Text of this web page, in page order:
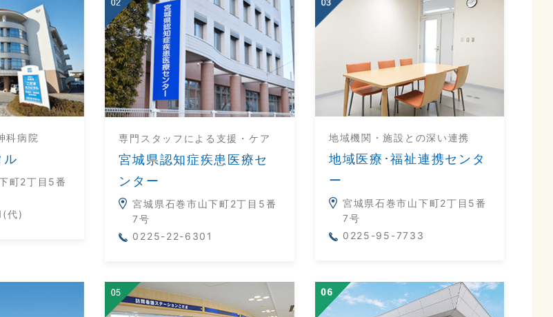
科病院
ル
町2丁目5番
代)
専門スタッフによる支援・ケア
宮城県認知症疾患医療セ
ンター
宮城県石巻市山下町2丁目5番
7号
0225-22-6301
地域機関・施設との深い連携
地域医療･福祉連携センタ
ー
宮城県石巻市山下町2丁目5番
7号
0225-95-7733